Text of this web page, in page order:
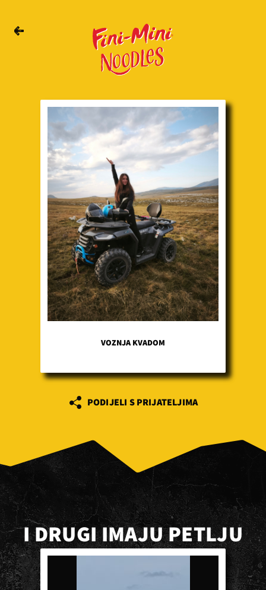
VOZNJA KVADOM
PODIJELI S PRIJATELJIMA
I DRUGI IMAJU PETLJU